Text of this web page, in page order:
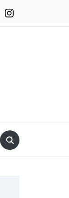
instagram